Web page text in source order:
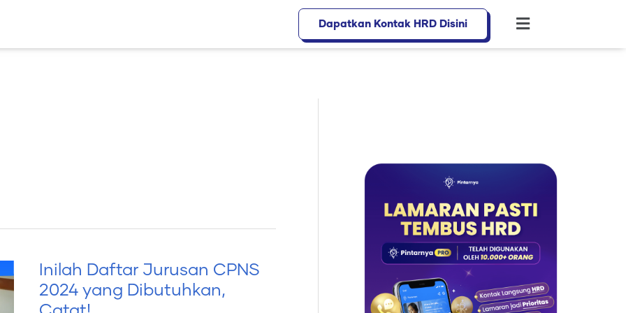
Dapatkan Kontak HRD Disini
Flyout
Inilah Daftar Jurusan CPNS
2024 yang Dibutuhkan,
Inilah
Daftar